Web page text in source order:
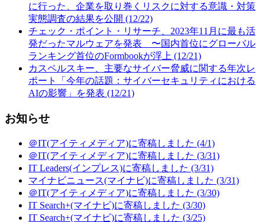
に行った、企業を取り巻くリスクに対する意識・対策
実態調査の結果を公開 (12/22)
チェック・ポイント・リサーチ、2023年11月に最も活
発だったマルウェアを発表 〜国内首位にグローバル
ランキング首位のFormbookが浮上 (12/21)
カスペルスキー、主要なサイバー脅威に関する年次レ
ポート「今年の話題：サイバーセキュリティにおける
AIの影響」を発表 (12/21)
お知らせ
＠IT(アイティメディア)に寄稿しました (4/1)
＠IT(アイティメディア)に寄稿しました (3/31)
IT Leaders(インプレス)に寄稿しました (3/31)
マイナビニュース(マイナビ)に寄稿しました (3/31)
＠IT(アイティメディア)に寄稿しました (3/30)
IT Search+(マイナビ)に寄稿しました (3/30)
IT Search+(マイナビ)に寄稿しました (3/25)